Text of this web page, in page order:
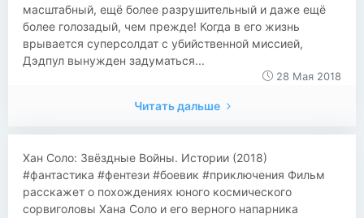
масштабный, ещё более разрушительный и даже ещё
более голозадый, чем прежде! Когда в его жизнь
врывается суперсолдат с убийственной миссией,
Дэдпул вынужден задуматься...
28 Мая 2018
Читать дальше
​​Хан Соло: Звёздные Войны. Истории (2018)
#фантастика #фентези #боевик #приключения Фильм
расскажет о похождениях юного космического
сорвиголовы Хана Соло и его верного напарника